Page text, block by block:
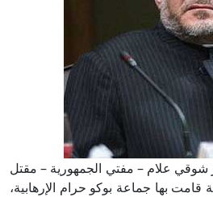
شوقي علام – مفتي الجمهورية – مقتل
قامت بها جماعة بوكو حرام الإرهابية،